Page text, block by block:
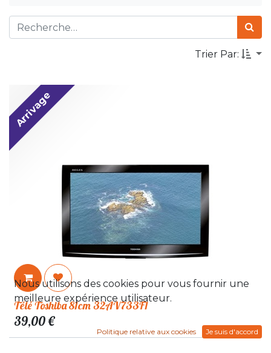
Trier Par:
Télé Toshiba 81cm 32AV733F1
39,00€
Arrivage
Nous utilisons des cookies pour vous fournir une
meilleure expérience utilisateur.
Politique relative aux cookies Je suis d'accord